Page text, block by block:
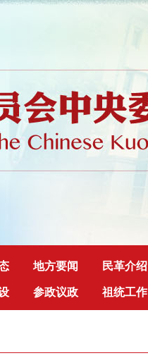
地方要闻 民革介绍
参政议政 祖统工作